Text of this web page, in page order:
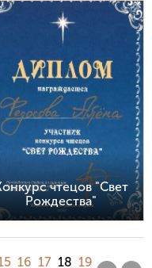
чтецов "Свет
Рождества"
16 17 18 19